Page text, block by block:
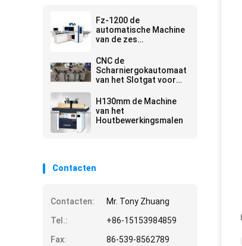
Fz-1200 de
automatische Machine
van de zes
workshop
CNC de
Scharniergokautomaat
van het Slotgat voor
H130mm de Machine
van het
Houtbewerkingsmalen
Contacten
Contacten:
Mr. Tony Zhuang
Tel.:
+86-15153984859
Fax:
86-539-8562789